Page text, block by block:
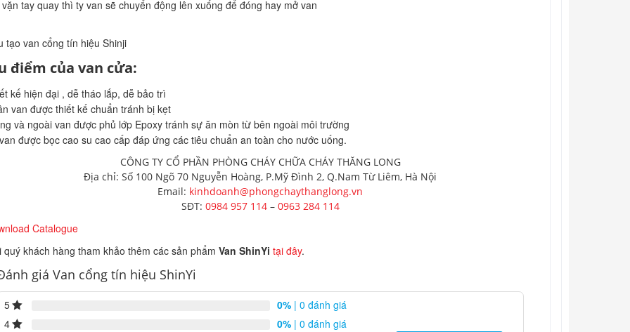
tay quay thì ty van sẽ chuyển động lên xuống để đóng hay mở van
tạo van cổng tín hiệu Shinji
điểm của van cửa:
kế hiện đại , dễ tháo lắp, dễ bảo trì
van được thiết kế chuẩn tránh bị kẹt
và ngoài van được phủ lớp Epoxy tránh sự ăn mòn từ bên ngoài môi trường
được bọc cao su cao cấp đáp ứng các tiêu chuẩn an toàn cho nước uống.
CÔNG TY CỔ PHẦN PHÒNG CHÁY CHỮA CHÁY THĂNG LONG
Địa chỉ: Số 100 Ngõ 70 Nguyễn Hoàng, P.Mỹ Đình 2, Q.Nam Từ Liêm, Hà Nội
Email: kinhdoanh@phongchaythanglong.vn
SĐT: 0984 957 114– 0963 284 114
Catalogue
quý khách hàng tham khảo thêm các sản phẩm Van ShinYi tại đây.
giá Van cổng tín hiệu ShinYi
5 0% | 0 đánh giá
4
0% | 0 đánh giá